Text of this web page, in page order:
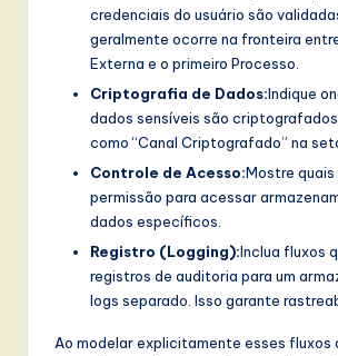
credenciais do usuário são
geralmente ocorre na fronteira
Externa e o primeiro Processo.
Criptografia de Dados:Indique
dados sensíveis são
como “Canal Criptografado” na
Controle de Acesso:Mostre
permissão para acessar
dados específicos.
Registro (Logging):Inclua fluxos
registros de auditoria para um
logs separado. Isso garante
Ao modelar explicitamente esses fluxos